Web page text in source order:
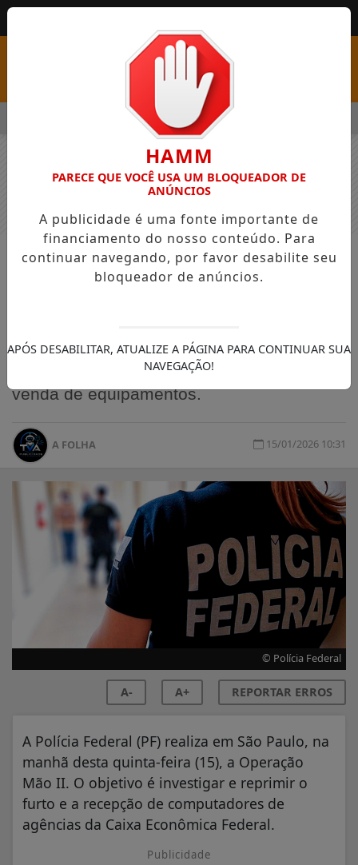
PSS COM VAGAS EM SEIS FUNÇÕES E SALÁRIOS QUE
NOTÍCIAS GERAL
Polícia Federal faz operação contra
criminosos causou prejuízo de R$ 1,5
milhão à instituição por meio do roubo e da
venda de equipamentos.
A FOLHA 15/01/2026 10:31
© Polícia Federal
A- A+ REPORTAR ERROS
A Polícia Federal (PF) realiza em São Paulo, na
manhã desta quinta-feira (15), a Operação
Mão II. O objetivo é investigar e reprimir o
furto e a recepção de computadores de
agências da Caixa Econômica Federal.
Publicidade
HAMM
PARECE QUE VOCÊ USA UM BLOQUEADOR DE
ANÚNCIOS
A publicidade é uma fonte importante de
financiamento do nosso conteúdo. Para
continuar navegando, por favor desabilite seu
bloqueador de anúncios.
APÓS DESABILITAR, ATUALIZE A PÁGINA PARA CONTINUAR SUA
NAVEGAÇÃO!